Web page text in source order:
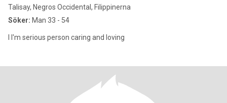
Talisay, Negros Occidental, Filippinerna
Söker: Man 33 - 54
I I'm serious person caring and loving